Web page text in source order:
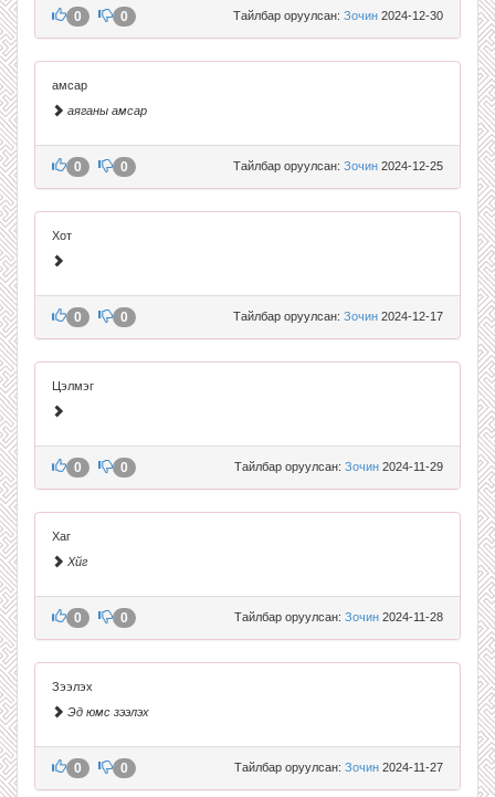
Тайлбар оруулсан: Зочин 2024-12-30
0 0
амсар
аяганы амсар
Тайлбар оруулсан: Зочин 2024-12-25
0 0
Хот
Тайлбар оруулсан: Зочин 2024-12-17
0 0
Цэлмэг
Тайлбар оруулсан: Зочин 2024-11-29
0 0
Хаг
Хйг
Тайлбар оруулсан: Зочин 2024-11-28
0 0
Зээлэх
Эд юмс зээлэх
Тайлбар оруулсан: Зочин 2024-11-27
0 0